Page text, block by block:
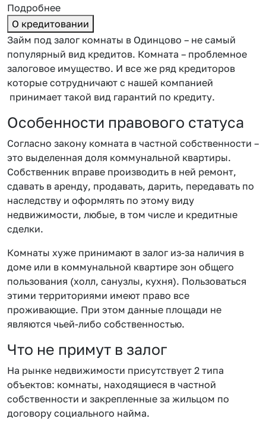
Подробнее
О кредитовании
Займ под залог комнаты в Одинцово – не самый
популярный вид кредитов. Комната – проблемное
залоговое имущество. И все же ряд кредиторов
которые сотрудничают с нашей компанией
принимает такой вид гарантий по кредиту.
Особенности правового статуса
Согласно закону комната в частной собственности –
это выделенная доля коммунальной квартиры.
Собственник вправе производить в ней ремонт,
сдавать в аренду, продавать, дарить, передавать по
наследству и оформлять по этому виду
недвижимости, любые, в том числе и кредитные
сделки.
Комнаты хуже принимают в залог из-за наличия в
доме или в коммунальной квартире зон общего
пользования (холл, санузлы, кухня). Пользоваться
этими территориями имеют право все
проживающие. При этом данные площади не
являются чьей-либо собственностью.
Что не примут в залог
На рынке недвижимости присутствует 2 типа
объектов: комнаты, находящиеся в частной
собственности и закрепленные за жильцом по
договору социального найма.